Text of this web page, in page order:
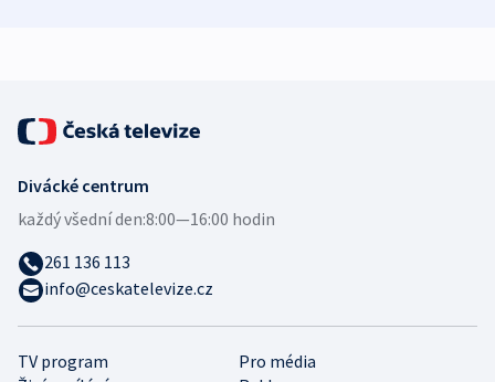
TV program
Pro média
Divácké centrum
každý všední den:8:00—16:00 hodin
261 136 113
info@ceskatelevize.cz